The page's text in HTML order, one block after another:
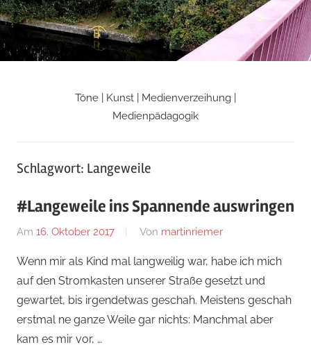
Zum
Inhalt
springen
Martin
Blog
Töne | Kunst | Medienverzeihung |
Medienpädagogik
Schlagwort: Langeweile
#Langeweile ins Spannende auswringen
Am 16. Oktober 2017 Von martinriemer
Wenn mir als Kind mal langweilig war, habe ich mich
auf den Stromkasten unserer Straße gesetzt und
gewartet, bis irgendetwas geschah. Meistens geschah
erstmal ne ganze Weile gar nichts: Manchmal aber
kam es mir vor, …